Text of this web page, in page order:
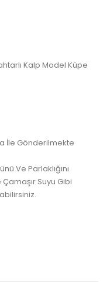
Kalp Model Küpe
İle Gönderilmekte
Ve Parlaklığını
Suyu Gibi